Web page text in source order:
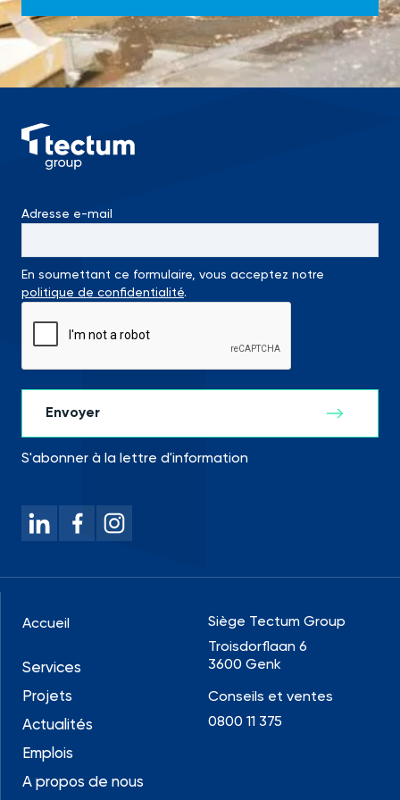
Adresse e-mail
En soumettant ce formulaire, vous acceptez notre
politique de confidentialité.
S'abonner à la lettre d'information
Accueil
Services
Projets
Actualités
Emplois
A propos de nous
Siège Tectum Group
Troisdorflaan 6
3600 Genk
Conseils et ventes
0800 11 375